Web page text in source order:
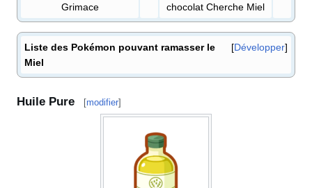
Grimace chocolat Cherche Miel
Développer
Liste des Pokémon pouvant ramasser le
Miel
Huile Pure [modifier]